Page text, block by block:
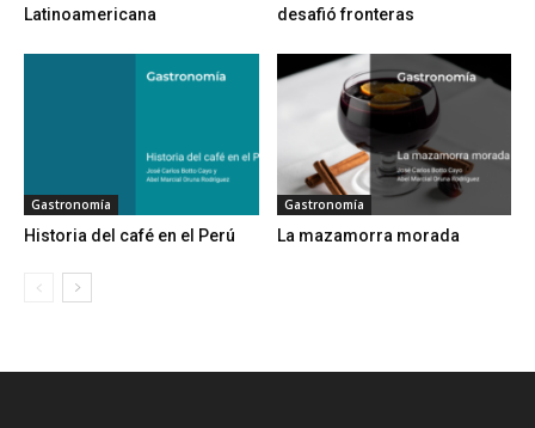
Latinoamericana
desafió fronteras
Gastronomía
Historia del café en el Perú
Gastronomía
La mazamorra morada